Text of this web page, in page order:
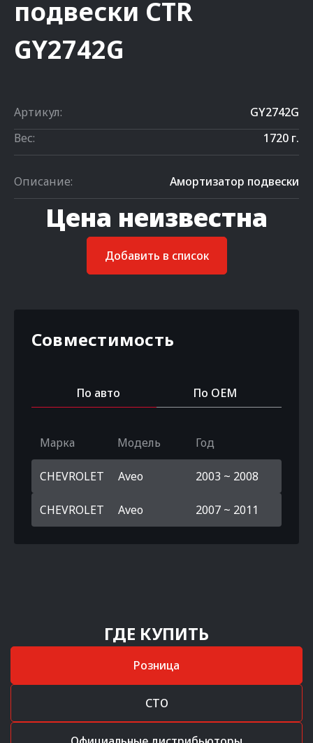
подвески CTR
GY2742G
Артикул:
GY2742G
Вес:
1720 г.
Описание: Амортизатор подвески
Цена неизвестна
Добавить в список
Совместимость
По авто По OEM
Марка Модель Год
CHEVROLET Aveo 2003 ~ 2008
CHEVROLET Aveo 2007 ~ 2011
ГДЕ КУПИТЬ
Розница
СТО